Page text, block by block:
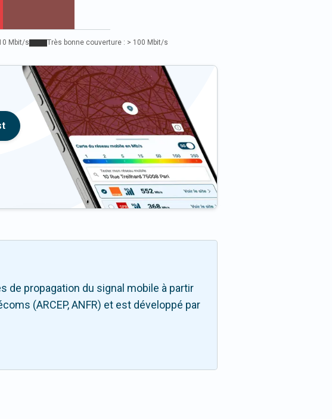
Mbit/s Très bonne couverture : > 100 Mbit/s
de propagation du signal mobile à partir
(ARCEP, ANFR) et est développé par